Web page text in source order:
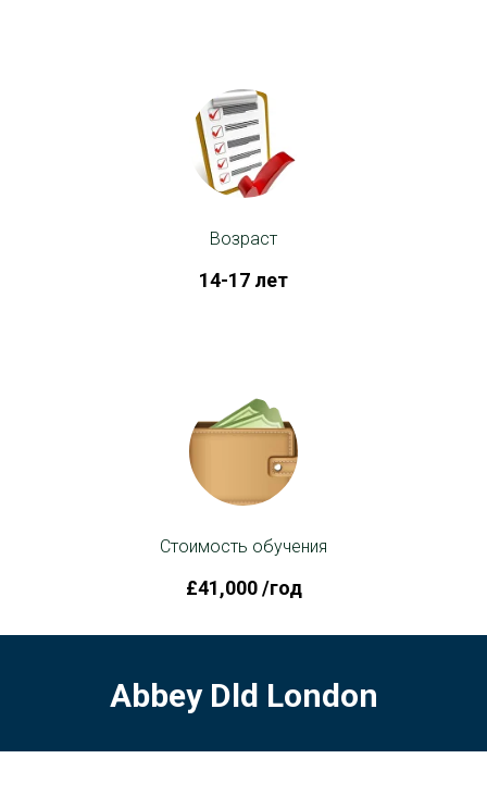
Возраст
14-17 лет
Стоимость обучения
£41,000 /год
Abbey Dld London